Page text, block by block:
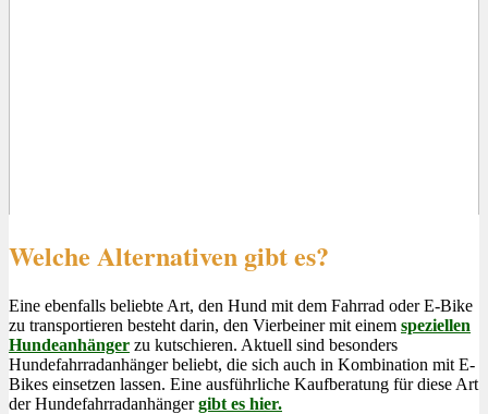
Welche Alternativen gibt es?
Eine ebenfalls beliebte Art, den Hund mit dem Fahrrad oder E-Bike
zu transportieren besteht darin, den Vierbeiner mit einem speziellen
Hundeanhänger zu kutschieren. Aktuell sind besonders
Hundefahrradanhänger beliebt, die sich auch in Kombination mit E-
Bikes einsetzen lassen. Eine ausführliche Kaufberatung für diese Art
der Hundefahrradanhängergibt es hier.